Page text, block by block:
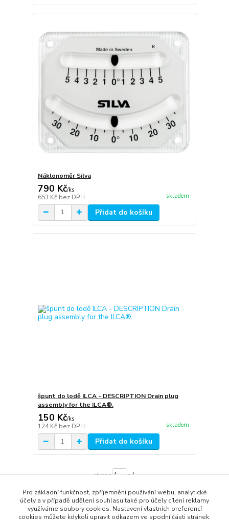
Náklonoměr Silva
790 Kč/ks
653 Kč bez DPH skladem
Přidat do košíku
špunt do lodě ILCA - DESCRIPTION Drain plug
assembly for the ILCA®.
150 Kč/ks
124 Kč bez DPH skladem
Přidat do košíku
strana z 1
Pro základní funkčnost, zpříjemnění používání webu, analytické
účely a v případě udělení souhlasu také pro účely cílení reklamy
využíváme soubory cookies. Nastavení vlastních preferencí
cookies můžete kdykoli upravit odkazem ve spodní části stránek.